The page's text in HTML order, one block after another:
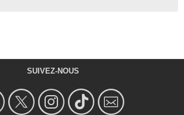
SUIVEZ-NOUS